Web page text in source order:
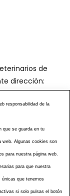
de
dirección:
responsabilidad de la
que se guarda en tu
web. Algunas cookies son
para nuestra página web.
para que nuestra
únicas que tenemos
si solo pulsas el botón